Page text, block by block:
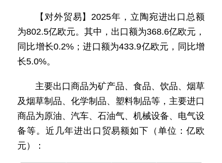
【对外贸易】2025年，立陶宛进出口总额
为802.5亿欧元。其中，出口额为368.6亿欧元，
同比增长0.2%；进口额为433.9亿欧元，同比增
长5.0%。
主要出口商品为矿产品、食品、饮品、烟草
及烟草制品、化学制品、塑料制品等，主要进口
商品为原油、汽车、石油气、机械设备、电气设
备等。近几年进出口贸易额如下（单位：亿欧
元）：